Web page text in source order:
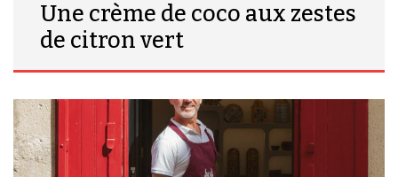
Une crème de coco aux zestes
de citron vert